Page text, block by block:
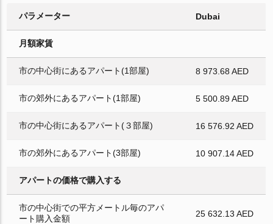
パラメーター Dubai
月額家賃
市の中心街にあるアパート(1部屋) 8 973.68 AED
市の郊外にあるアパート(1部屋) 5 500.89 AED
市の中心街にあるアパート(３部屋) 16 576.92 AED
市の郊外にあるアパート(3部屋) 10 907.14 AED
アパートの価格で購入する
市の中心街での平方メートル毎のアパ
ート購入金額
25 632.13 AED